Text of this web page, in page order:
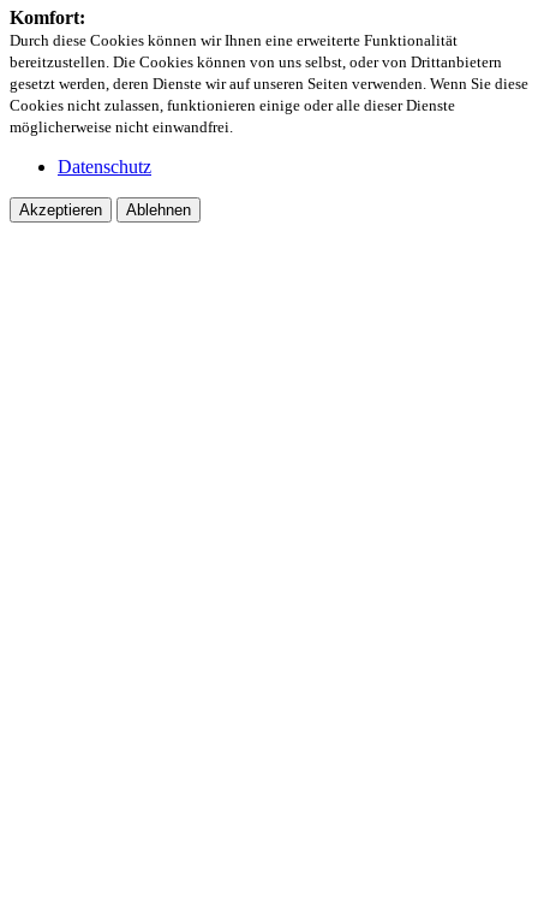
Komfort:
Durch diese Cookies können wir Ihnen eine erweiterte Funktionalität
bereitzustellen. Die Cookies können von uns selbst, oder von Drittanbietern
gesetzt werden, deren Dienste wir auf unseren Seiten verwenden. Wenn Sie diese
Cookies nicht zulassen, funktionieren einige oder alle dieser Dienste
möglicherweise nicht einwandfrei.
Datenschutz
Akzeptieren Ablehnen